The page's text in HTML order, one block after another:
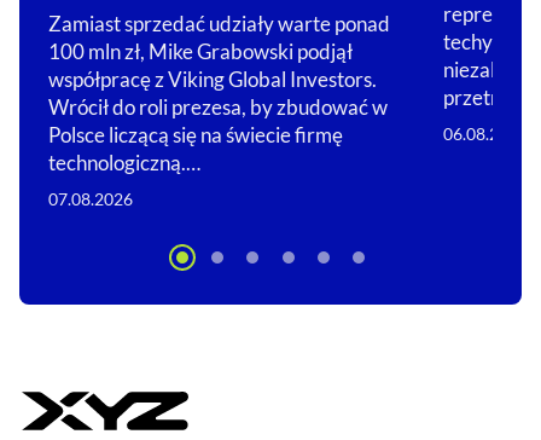
Zamiast sprzedać udziały warte ponad
100 mln zł, Mike Grabowski podjął
współpracę z Viking Global Investors.
Wrócił do roli prezesa, by zbudować w
Polsce liczącą się na świecie firmę
technologiczną.…
07.08.2026
techy
przetrwa?
06.08.2026